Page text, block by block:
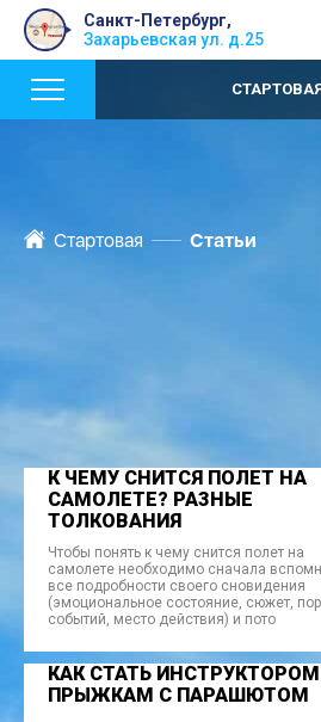
Санкт-Петербург,
Захарьевская ул. д.25
Стартовая Статьи
К ЧЕМУ СНИТСЯ ПОЛЕТ НА
САМОЛЕТЕ? РАЗНЫЕ
ТОЛКОВАНИЯ
Чтобы понять к чему снится полет на
самолете необходимо сначала
все подробности своего сновидения
(эмоциональное состояние, сюжет,
событий, место действия) и пото
КАК СТАТЬ
ПРЫЖКАМ С ПАРАШЮТОМ